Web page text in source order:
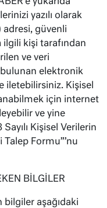
yazılı olarak
adresi, güvenli
kişi tarafından
ve veri
elektronik
iletebilirsiniz. Kişisel
için internet
ve yine
Kişisel Verilerin
Talep Formu”’nu
BİLGİLER
bilgiler aşağıdaki